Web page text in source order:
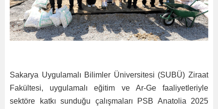
Sakarya Uygulamalı Bilimler Üniversitesi (SUBÜ) Ziraat
Fakültesi, uygulamalı eğitim ve Ar-Ge faaliyetleriyle
sektöre katkı sunduğu çalışmaları PSB Anatolia 2025